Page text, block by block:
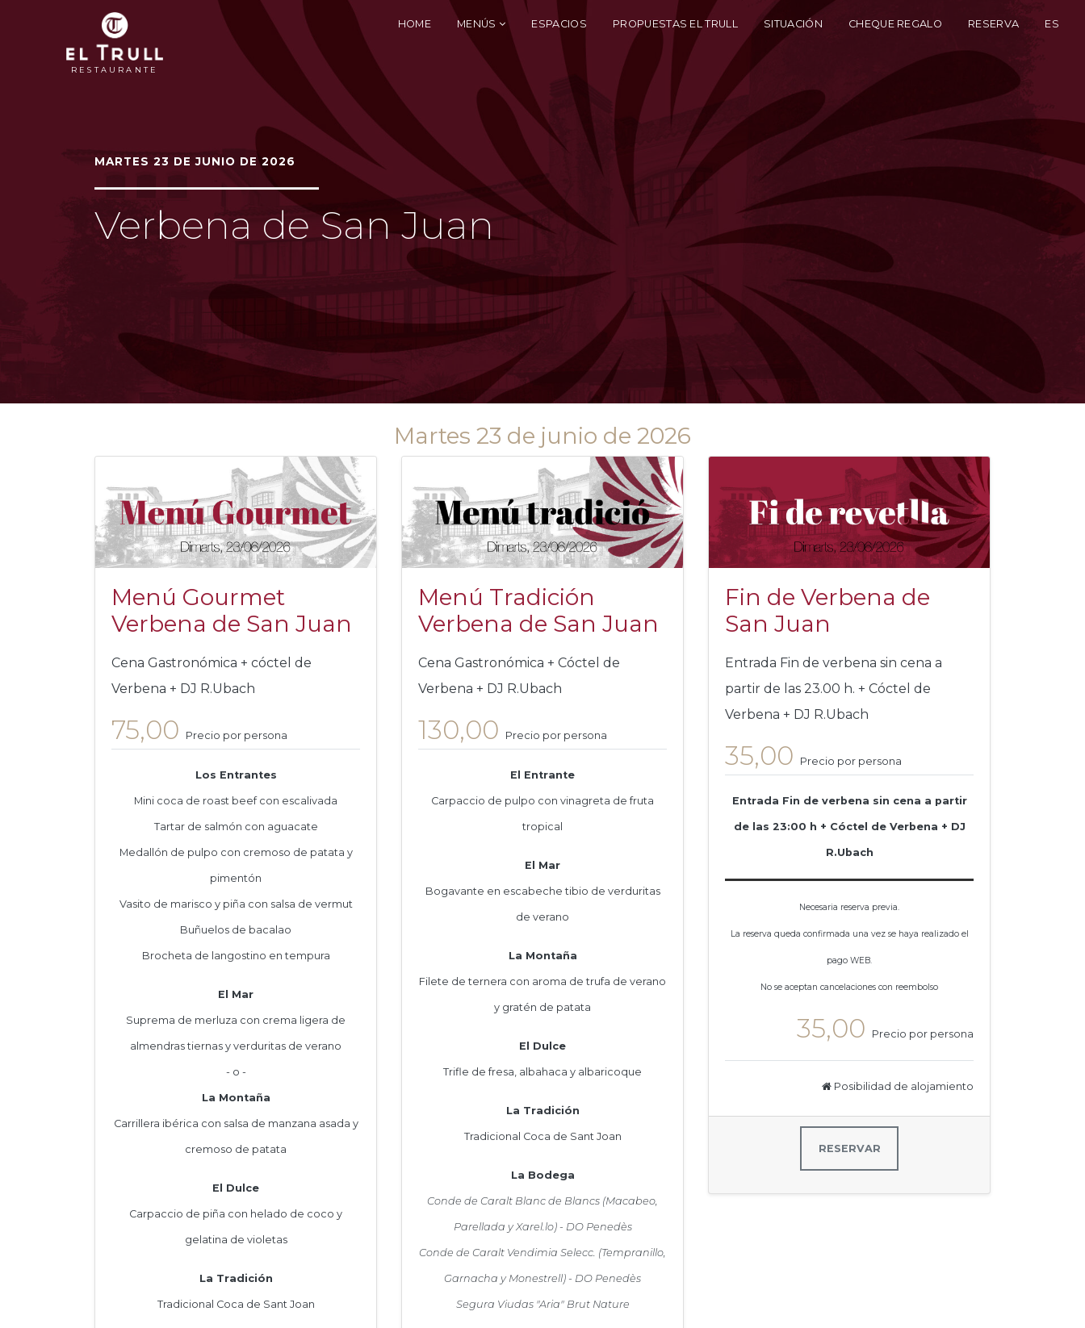
RESTAURANTE
HOME MENÚS ESPACIOS PROPUESTAS EL TRULL SITUACIÓN CHEQUE REGALO RESERVA ES
MARTES 23 DE JUNIO DE 2026
Verbena de San Juan
Martes 23 de junio de 2026
Menú Gourmet
Verbena de San Juan
Cena Gastronómica + cóctel de
Verbena + DJ R.Ubach
75,00 Precio por persona
Los Entrantes
Mini coca de roast beef con escalivada
Tartar de salmón con aguacate
Medallón de pulpo con cremoso de patata y
pimentón
Vasito de marisco y piña con salsa de vermut
Buñuelos de bacalao
Brocheta de langostino en tempura
El Mar
Suprema de merluza con crema ligera de
almendras tiernas y verduritas de verano
- o -
La Montaña
Carrillera ibérica con salsa de manzana asada y
cremoso de patata
El Dulce
Carpaccio de piña con helado de coco y
gelatina de violetas
La Tradición
Tradicional Coca de Sant Joan
Menú Tradición
Verbena de San Juan
Cena Gastronómica + Cóctel de
Verbena + DJ R.Ubach
130,00 Precio por persona
El Entrante
Carpaccio de pulpo con vinagreta de fruta
tropical
El Mar
Bogavante en escabeche tibio de verduritas
de verano
La Montaña
Filete de ternera con aroma de trufa de verano
y gratén de patata
El Dulce
Trifle de fresa, albahaca y albaricoque
La Tradición
Tradicional Coca de Sant Joan
La Bodega
Conde de Caralt Blanc de Blancs (Macabeo,
Parellada y Xarel.lo) - DO Penedès
Conde de Caralt Vendimia Selecc. (Tempranillo,
Garnacha y Monestrell) - DO Penedès
Segura Viudas "Aria" Brut Nature
Fin de Verbena de
San Juan
Entrada Fin de verbena sin cena a
partir de las 23.00 h. + Cóctel de
Verbena + DJ R.Ubach
35,00 Precio por persona
Entrada Fin de verbena sin cena a partir
de las 23:00 h + Cóctel de Verbena + DJ
R.Ubach
Necesaria reserva previa.
La reserva queda confirmada una vez se haya realizado el
pago WEB.
No se aceptan cancelaciones con reembolso
35,00 Precio por persona
Posibilidad de alojamiento
RESERVAR